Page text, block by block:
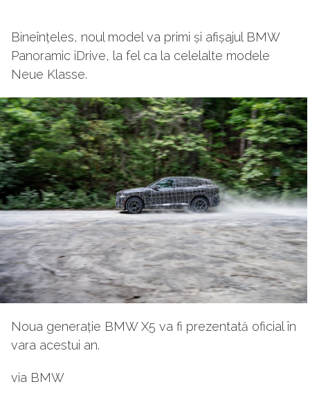
Bineînțeles, noul model va primi și afișajul BMW
Panoramic iDrive, la fel ca la celelalte modele
Neue Klasse.
Noua generație BMW X5 va fi prezentată oficial în
vara acestui an.
via BMW